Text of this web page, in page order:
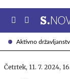
Aktivno
Četrtek, 11. 7. 2024,